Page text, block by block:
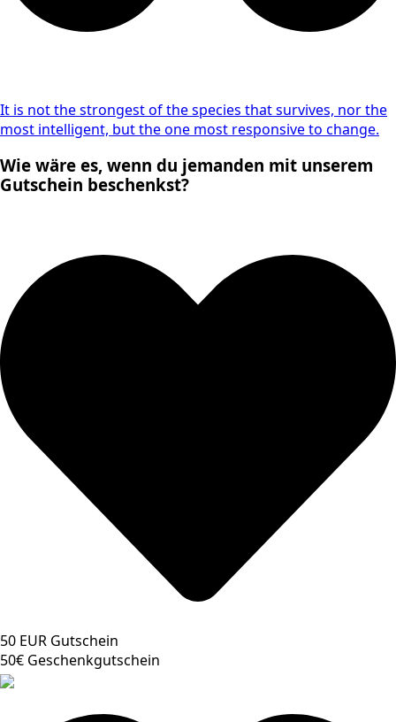
It is not the strongest of the species that survives, nor the
most intelligent, but the one most responsive to change.
Wie wäre es, wenn du jemanden mit unserem
Gutschein beschenkst?
50 EUR Gutschein
50€ Geschenkgutschein